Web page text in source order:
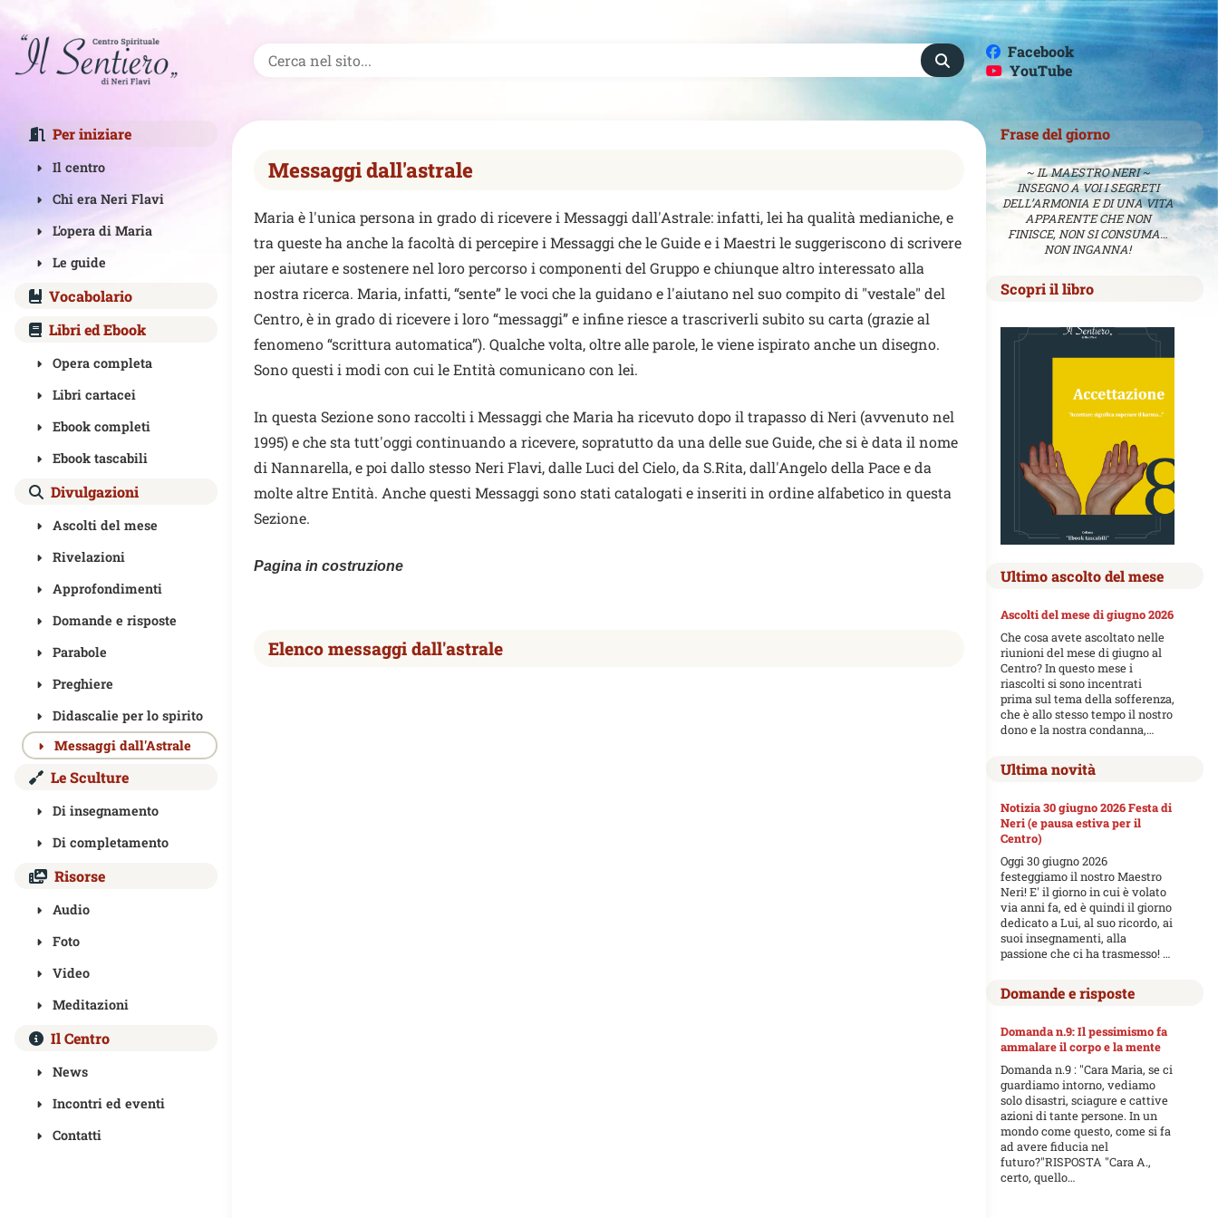
Facebook
YouTube
Per iniziare
Il centro
Chi era Neri Flavi
L'opera di Maria
Le guide
Vocabolario
Libri ed Ebook
Opera completa
Libri cartacei
Ebook completi
Ebook tascabili
Divulgazioni
Ascolti del mese
Rivelazioni
Approfondimenti
Domande e risposte
Parabole
Preghiere
Didascalie per lo spirito
Messaggi dall'Astrale
Le Sculture
Di insegnamento
Di completamento
Risorse
Audio
Foto
Video
Meditazioni
Il Centro
News
Incontri ed eventi
Contatti
Messaggi dall'astrale
Maria è l'unica persona in grado di ricevere i Messaggi dall'Astrale: infatti, lei ha qualità medianiche, e
tra queste ha anche la facoltà di percepire i Messaggi che le Guide e i Maestri le suggeriscono di scrivere
per aiutare e sostenere nel loro percorso i componenti del Gruppo e chiunque altro interessato alla
nostra ricerca. Maria, infatti, “sente” le voci che la guidano e l'aiutano nel suo compito di "vestale" del
Centro, è in grado di ricevere i loro “messaggi” e infine riesce a trascriverli subito su carta (grazie al
fenomeno “scrittura automatica”). Qualche volta, oltre alle parole, le viene ispirato anche un disegno.
Sono questi i modi con cui le Entità comunicano con lei.
In questa Sezione sono raccolti i Messaggi che Maria ha ricevuto dopo il trapasso di Neri (avvenuto nel
1995) e che sta tutt'oggi continuando a ricevere, sopratutto da una delle sue Guide, che si è data il nome
di Nannarella, e poi dallo stesso Neri Flavi, dalle Luci del Cielo, da S.Rita, dall'Angelo della Pace e da
molte altre Entità. Anche questi Messaggi sono stati catalogati e inseriti in ordine alfabetico in questa
Sezione.
Pagina in costruzione
Elenco messaggi dall'astrale
Frase del giorno
~ IL MAESTRO NERI ~
INSEGNO A VOI I SEGRETI
DELL’ARMONIA E DI UNA VITA
APPARENTE CHE NON
FINISCE, NON SI CONSUMA…
NON INGANNA!
Scopri il libro
Ultimo ascolto del mese
Ascolti del mese di giugno 2026
Che cosa avete ascoltato nelle
riunioni del mese di giugno al
Centro? In questo mese i
riascolti si sono incentrati
prima sul tema della sofferenza,
che è allo stesso tempo il nostro
dono e la nostra condanna,…
Ultima novità
Notizia 30 giugno 2026 Festa di
Neri (e pausa estiva per il
Centro)
Oggi 30 giugno 2026
festeggiamo il nostro Maestro
Neri! E' il giorno in cui è volato
via anni fa, ed è quindi il giorno
dedicato a Lui, al suo ricordo, ai
suoi insegnamenti, alla
passione che ci ha trasmesso! …
Domande e risposte
Domanda n.9: Il pessimismo fa
ammalare il corpo e la mente
Domanda n.9 : "Cara Maria, se ci
guardiamo intorno, vediamo
solo disastri, sciagure e cattive
azioni di tante persone. In un
mondo come questo, come si fa
ad avere fiducia nel
futuro?"RISPOSTA "Cara A.,
certo, quello…